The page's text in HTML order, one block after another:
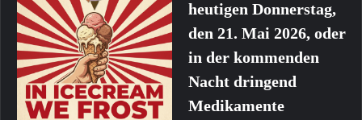
heutigen Donnerstag,
den 21. Mai 2026, oder
in der kommenden
Nacht dringend
Medikamente